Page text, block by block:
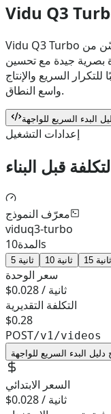
Vidu Q3
Vidu Q3 Turbo هو إصدار محسّن من Vidu Q3 مصمم لتوليد
بصرية جيدة مع تحسين
السريع والإنتاج
واسع النطاق.
البدء السريع للواجهة
إعدادات التشغيل
قبل البناء
معرّف النموذج
viduq3-turbo
المدة10 s
5 ثانية 10 ثانية 15 ثانية
سعر الوحدة
$0.028 / ثانية
التكلفة التقديرية
$0.28
POST/v1/videos
دليل البدء السريع للواجهة
السعر الابتدائي
$0.028 / ثانية